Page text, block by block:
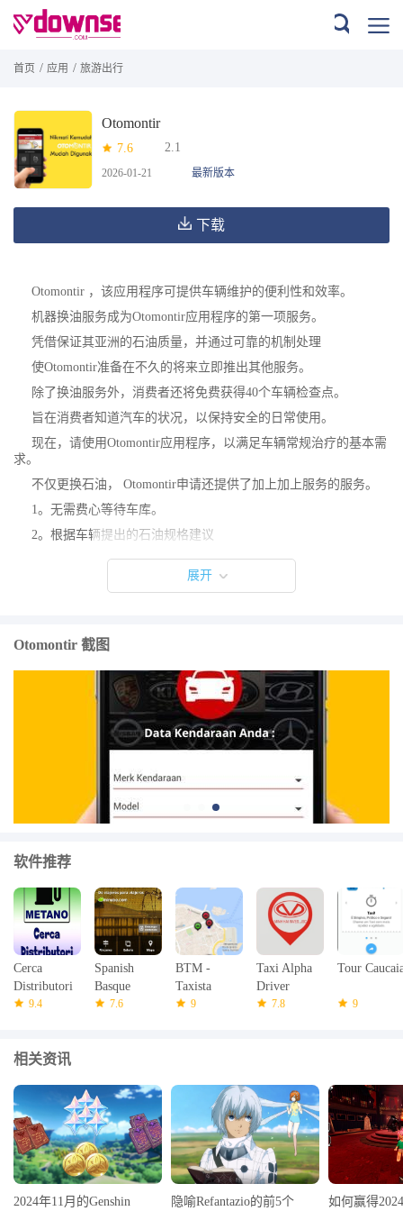
首页 / 应用 / 旅游出行
Otomontir
7.6 2.1
2026-01-21 最新版本
下载
Otomontir ，该应用程序可提供车辆维护的便利性和效率。
机器换油服务成为Otomontir应用程序的第一项服务。
凭借保证其亚洲的石油质量，并通过可靠的机制处理
使Otomontir准备在不久的将来立即推出其他服务。
除了换油服务外，消费者还将免费获得40个车辆检查点。
旨在消费者知道汽车的状况，以保持安全的日常使用。
现在，请使用Otomontir应用程序，以满足车辆常规治疗的基本需
求。
不仅更换石油， Otomontir申请还提供了加上加上服务的服务。
1。无需费心等待车库。
2。根据车辆提出的石油规格建议
3。换油的模拟。
4。额外的好处是免费的40个车辆检查点。
6。无现金，无需费心支付现金
Otomontir “绝对不使用复杂”
万维网。 Otomontir .Net
Instagram： @ Otomontir .net
联系人：0899-9003-767
最新版本2.1中的新功能
卸载上一个应用程序。
- 新设计使使用更容易
- 修复Google地图中的错误
- 更新新的API
展开
Otomontir 截图
软件推荐
Cerca
Distributori
Metano
9.4
Spanish
Basque
Country
7.6
BTM -
Taxista
9
Taxi Alpha
Driver
7.8
Tour
9
相关资讯
2024年11月的Genshin 隐喻Refantazio的前5个 如何赢得